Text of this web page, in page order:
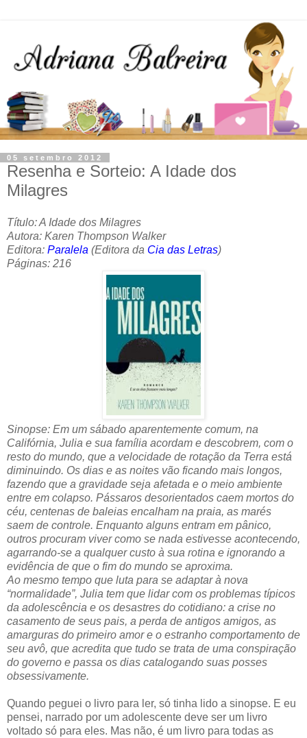
05 setembro 2012
Resenha e Sorteio: A Idade dos
Milagres
Título: A Idade dos Milagres
Autora: Karen Thompson Walker
Editora: Paralela (Editora da Cia das Letras)
Páginas: 216
Sinopse: Em um sábado aparentemente comum, na
Califórnia, Julia e sua família acordam e descobrem, com o
resto do mundo, que a velocidade de rotação da Terra está
diminuindo. Os dias e as noites vão ficando mais longos,
fazendo que a gravidade seja afetada e o meio ambiente
entre em colapso. Pássaros desorientados caem mortos do
céu, centenas de baleias encalham na praia, as marés
saem de controle. Enquanto alguns entram em pânico,
outros procuram viver como se nada estivesse acontecendo,
agarrando-se a qualquer custo à sua rotina e ignorando a
evidência de que o fim do mundo se aproxima.
Ao mesmo tempo que luta para se adaptar à nova
“normalidade”, Julia tem que lidar com os problemas típicos
da adolescência e os desastres do cotidiano: a crise no
casamento de seus pais, a perda de antigos amigos, as
amarguras do primeiro amor e o estranho comportamento de
seu avô, que acredita que tudo se trata de uma conspiração
do governo e passa os dias catalogando suas posses
obsessivamente.
Quando peguei o livro para ler, só tinha lido a sinopse. E eu
pensei, narrado por um adolescente deve ser um livro
voltado só para eles. Mas não, é um livro para todas as